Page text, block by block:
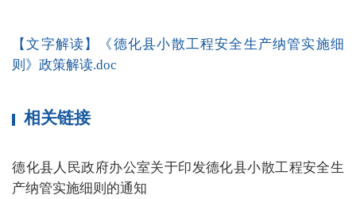
【文字解读】《德化县小散工程安全生产纳管实施细
则》政策解读.doc
相关链接
德化县人民政府办公室关于印发德化县小散工程安全生
产纳管实施细则的通知